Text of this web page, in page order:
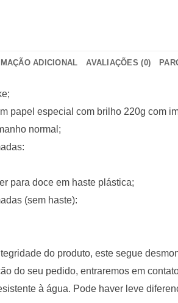
ADICIONAL AVALIAÇÕES (0)
papel especial com brilho 220g com
normal;
para doce em haste plástica;
(sem haste):
do produto, este segue
do seu pedido, entraremos em
à água. Pode haver leve